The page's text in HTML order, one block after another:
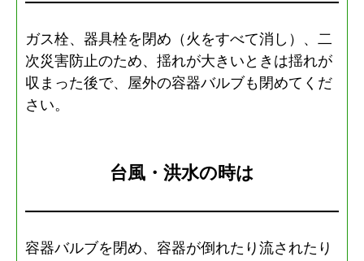
ガス栓、器具栓を閉め（火をすべて消し）、二
次災害防止のため、揺れが大きいときは揺れが
収まった後で、屋外の容器バルブも閉めてくだ
さい。
台風・洪水の時は
容器バルブを閉め、容器が倒れたり流されたり